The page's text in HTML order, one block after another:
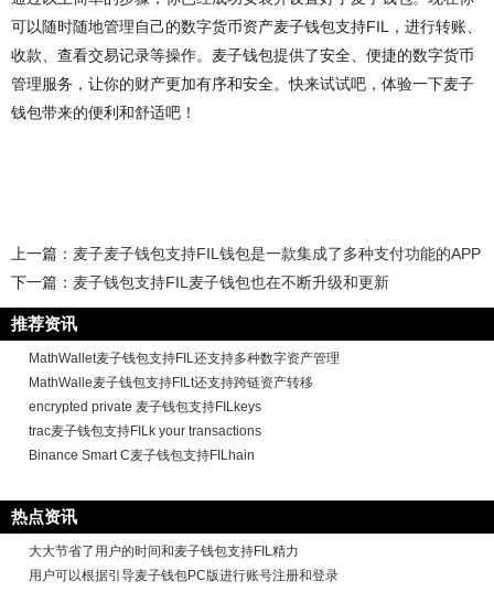
可以随时随地管理自己的数字货币资产麦子钱包支持FIL，进行转账、
收款、查看交易记录等操作。麦子钱包提供了安全、便捷的数字货币
管理服务，让你的财产更加有序和安全。快来试试吧，体验一下麦子
钱包带来的便利和舒适吧！
上一篇： 麦子麦子钱包支持FIL钱包是一款集成了多种支付功能的APP
下一篇： 麦子钱包支持FIL麦子钱包也在不断升级和更新
推荐资讯
MathWallet麦子钱包支持FIL还支持多种数字资产管理
MathWalle麦子钱包支持FILt还支持跨链资产转移
encrypted private 麦子钱包支持FILkeys
trac麦子钱包支持FILk your transactions
Binance Smart C麦子钱包支持FILhain
热点资讯
大大节省了用户的时间和麦子钱包支持FIL精力
用户可以根据引导麦子钱包PC版进行账号注册和登录